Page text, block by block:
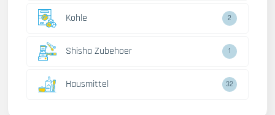
Kohle 2
Shisha Zubehoer 1
Hausmittel 32